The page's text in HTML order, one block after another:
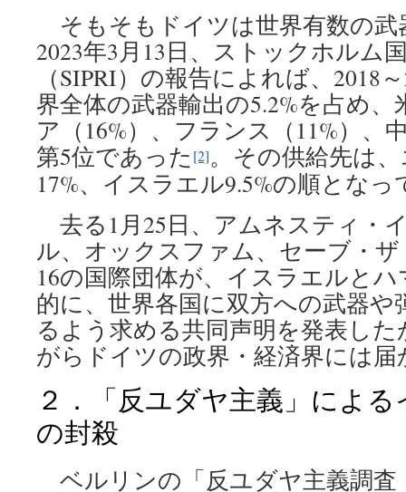
そもそもドイツは世界有数の武
2023年3月13日、ストックホルム
（SIPRI）の報告によれば、2018
界全体の武器輸出の5.2%を占め、
ア（16%）、フランス（11%）、
第5位であった [2]。その供給先は
17%、イスラエル9.5%の順となっ
去る1月25日、アムネスティ・
ル、オックスファム、セーブ・
16の国際団体が、イスラエルと
的に、世界各国に双方への武器や
るよう求める共同声明を発表し
がらドイツの政界・経済界には
２．「反ユダヤ主義」によ
の封殺
ベルリンの「反ユダヤ主義調査